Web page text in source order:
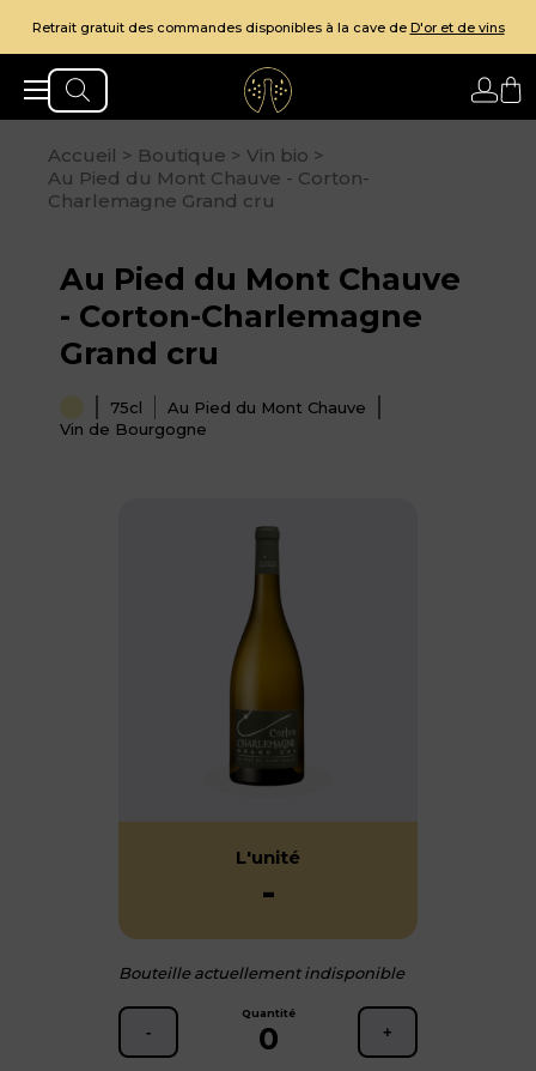
Retrait gratuit des commandes disponibles à la cave deD'or et de vins
Accueil > Boutique > Vin bio >
Au Pied du Mont Chauve - Corton-
Charlemagne Grand cru
L'unité
-
Bouteille actuellement indisponible
-
Quantité
0 +
Au Pied du Mont Chauve
- Corton-Charlemagne
Grand cru
75cl
Au Pied du Mont Chauve
Vin de Bourgogne